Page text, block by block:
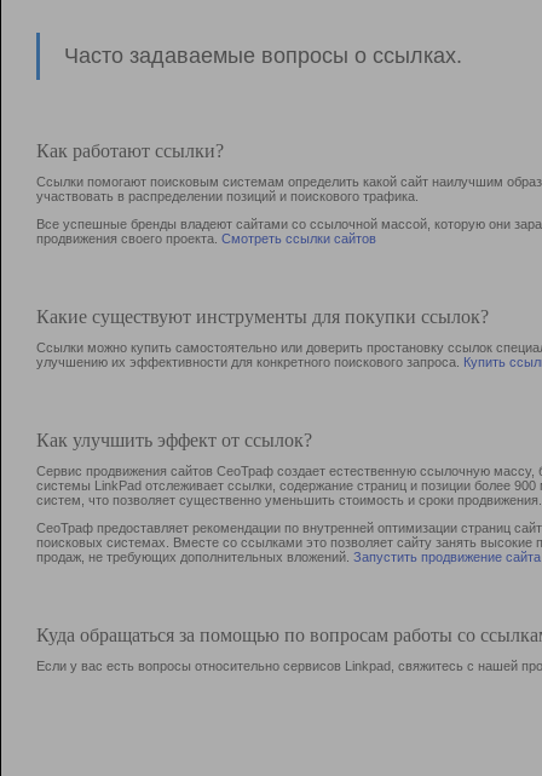
Часто задаваемые вопросы о ссылках.
Как работают ссылки?
Ссылки помогают поисковым системам определить какой сайт наилучшим
участвовать в раcпределении позиций и поискового трафика.
Все успешные бренды владеют сайтами со ссылочной массой, которую они
продвижения своего проекта. Смотреть ссылки сайтов
Какие существуют инструменты для покупки ссылок?
Ссылки можно купить самостоятельно или доверить простановку ссылок
улучшению их эффективности для конкретного поискового запроса. Купить
Как улучшить эффект от ссылок?
Сервис продвижения сайтов СеоТраф создает естественную ссылочную
системы LinkPad отслеживает ссылки, содержание страниц и позиции более
систем, что позволяет существенно уменьшить стоимость и сроки продвижения.
СеоТраф предоставляет рекомендации по внутренней оптимизации страниц
поисковых системах. Вместе со ссылками это позволяет сайту занять
продаж, не требующих дополнительных вложений. Запустить продвижение сайта
Куда обращаться за помощью по вопросам работы со
Если у вас есть вопросы относительно сервисов Linkpad, свяжитесь с нашей